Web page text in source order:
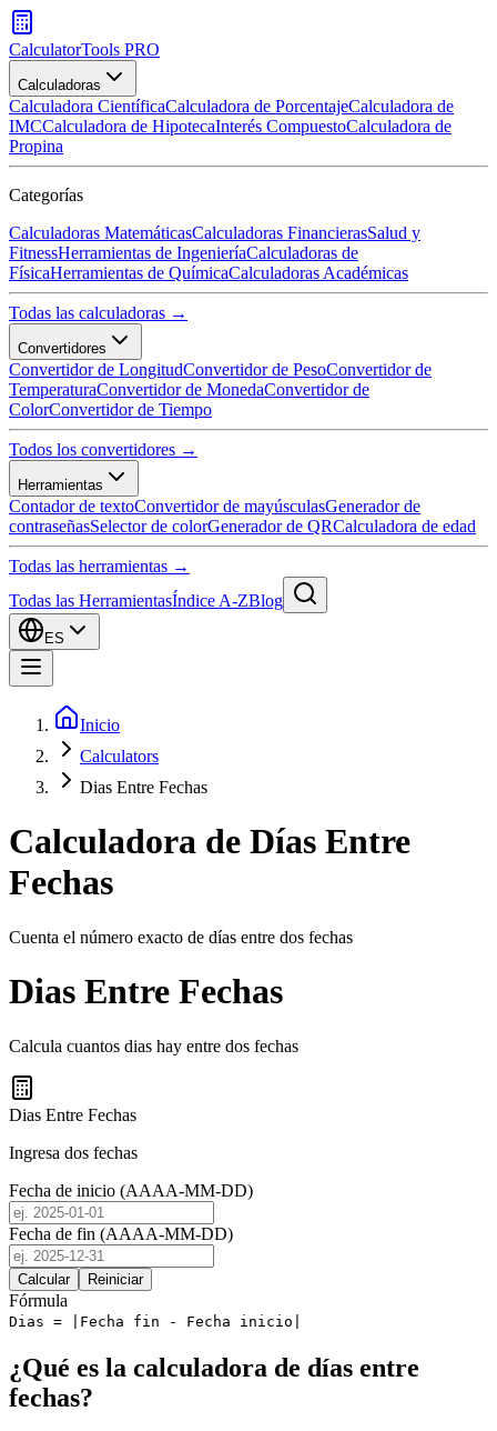
CalculatorTools PRO
Calculadoras
Calculadora CientíficaCalculadora de PorcentajeCalculadora de
IMCCalculadora de HipotecaInterés CompuestoCalculadora de
Propina
Categorías
Calculadoras MatemáticasCalculadoras FinancierasSalud y
FitnessHerramientas de IngenieríaCalculadoras de
FísicaHerramientas de QuímicaCalculadoras Académicas
Todas las calculadoras →
Convertidores
Convertidor de LongitudConvertidor de PesoConvertidor de
TemperaturaConvertidor de MonedaConvertidor de
ColorConvertidor de Tiempo
Todos los convertidores →
Herramientas
Contador de textoConvertidor de mayúsculasGenerador de
contraseñasSelector de colorGenerador de QRCalculadora de edad
Todas las herramientas →
Todas las HerramientasÍndice A-ZBlog
ES
Inicio
Calculators
Dias Entre Fechas
Calculadora de Días Entre
Fechas
Cuenta el número exacto de días entre dos fechas
Dias Entre Fechas
Calcula cuantos dias hay entre dos fechas
Dias Entre Fechas
Ingresa dos fechas
Fecha de inicio (AAAA-MM-DD)
Fecha de fin (AAAA-MM-DD)
Calcular Reiniciar
Fórmula
Dias = |Fecha fin - Fecha inicio|
¿Qué es la calculadora de días entre
fechas?